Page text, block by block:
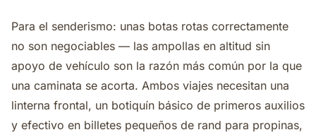
Para el senderismo: unas botas rotas correctamente
no son negociables — las ampollas en altitud sin
apoyo de vehículo son la razón más común por la que
una caminata se acorta. Ambos viajes necesitan una
linterna frontal, un botiquín básico de primeros auxilios
y efectivo en billetes pequeños de rand para propinas,